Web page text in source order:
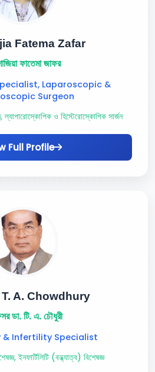
Fatema Zafar
ফাতেমা জাফর
Laparoscopic &
Surgeon
ল্যাপারোস্কোপিক ও হিস্টেরোস্কোপিক সার্জন
Full Profile
T. A. Chowdhury
ডা. টি. এ. চৌধুরী
& Infertility Specialist
ইনফার্টিলিটি (বন্ধ্যাত্ব) বিশেষজ্ঞ